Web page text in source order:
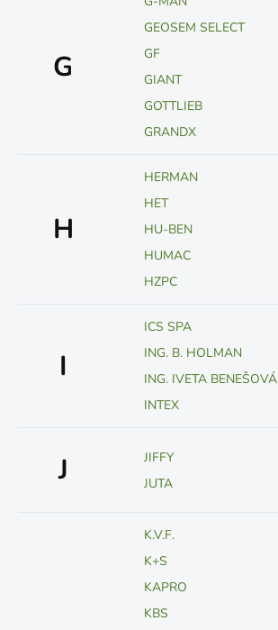
G
GEOSEM SELECT
GF
GIANT
GOTTLIEB
GRANDX
H
HERMAN
HET
HU-BEN
HUMAC
HZPC
I
ICS SPA
ING. B. HOLMAN
ING. IVETA BENEŠOVÁ
INTEX
J
JIFFY
JUTA
K.V.F.
K+S
KAPRO
KBS